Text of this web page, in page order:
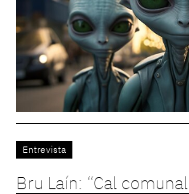
Entrevista
Bru Laín: “Cal